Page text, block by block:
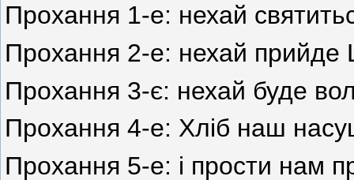
Прохання 1-е: нехай
Прохання 2-е: нехай прийде
Прохання 3-є: нехай буде
Прохання 4-е: Хліб наш
Прохання 5-е: і прости нам